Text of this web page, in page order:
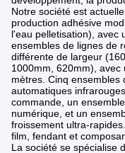
Notre société est
production adhésive
l'eau pelletisation), avec
ensembles de lignes de
différente de largeur
1000mm, 620mm),
mètres. Cinq ensembles
automatiques
commande, un
numérique, et un
froissement ultra-
film, fendant et
La société se spécialise